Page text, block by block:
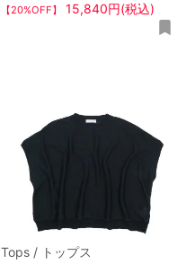
【20%OFF】 15,840円(税込)
Tops / トップス